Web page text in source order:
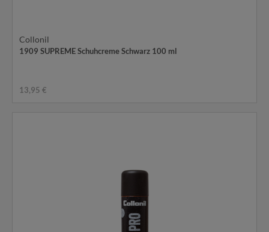
Collonil
1909 SUPREME Schuhcreme Schwarz 100 ml
13,95 €